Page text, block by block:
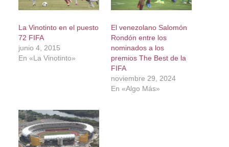
La Vinotinto en el puesto
72 FIFA
junio 4, 2015
En «La Vinotinto»
El venezolano Salomón
Rondón entre los
nominados a los
premios The Best de la
FIFA
noviembre 29, 2024
En «Algo Más»